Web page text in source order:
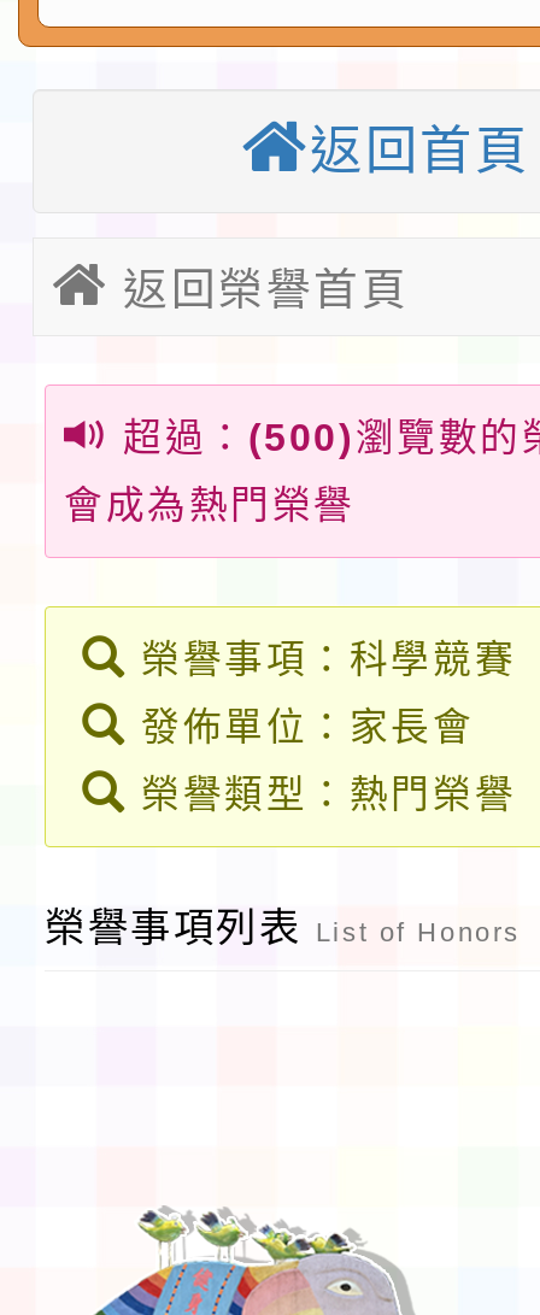
告(不再辦理後續甄選)
檢送「桃園市115學年
賽實施要點」1份
本市「115學年度學生
程安排一案
「桃園市補助參觀特色
展演活動實施計畫」
請一案
教育部校安中心白海豚
報
淨零綠領人才培育課程
檢送桃園市115學年度
及師生本土語及新住民
實施要點各1份
115年食農教育專業人
程
函轉國家通訊傳播委員
速演練執行計畫」
「115年金融知識線上
法」
本校115學年度第1學
第3次招考代課鐘點教
告(不再辦理後續甄選)
檢送「桃園市115學年
賽實施要點」1份
本市「115學年度學生
展演活動實施計畫」
返回首頁
返回榮譽首頁
超過： (500)瀏覽數的
會成為熱門榮譽
榮譽事項：科學競賽
發佈單位：家長會
榮譽類型：熱門榮譽
榮譽事項列表 List of Honors